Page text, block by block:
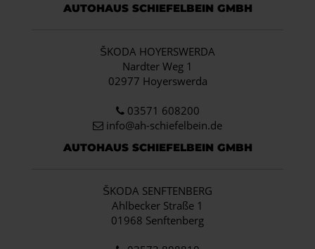
AUTOHAUS SCHIEFELBEIN GMBH
ŠKODA HOYERSWERDA
Nardter Weg 1
02977 Hoyerswerda
03571 608200
info@ah-schiefelbein.de
AUTOHAUS SCHIEFELBEIN GMBH
ŠKODA SENFTENBERG
Ahlbecker Straße 1
01968 Senftenberg